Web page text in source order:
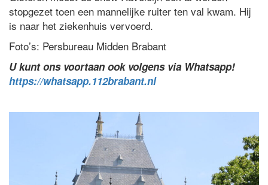
stopgezet toen een mannelijke ruiter ten val kwam. Hij
is naar het ziekenhuis vervoerd.
Foto’s: Persbureau Midden Brabant
U kunt ons voortaan ook volgens via Whatsapp!
https://whatsapp.112brabant.nl